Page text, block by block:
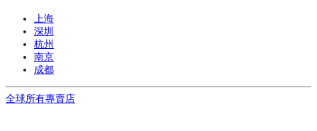
上海
深圳
杭州
南京
成都
全球所有專賣店